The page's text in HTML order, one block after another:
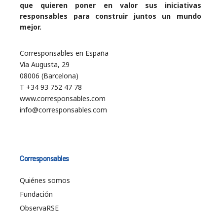
que quieren poner en valor sus iniciativas
responsables para construir juntos un mundo
mejor.
Corresponsables en España
Vía Augusta, 29
08006 (Barcelona)
T +34 93 752 47 78
www.corresponsables.com
info@corresponsables.com
Corresponsables
Quiénes somos
Fundación
ObservaRSE